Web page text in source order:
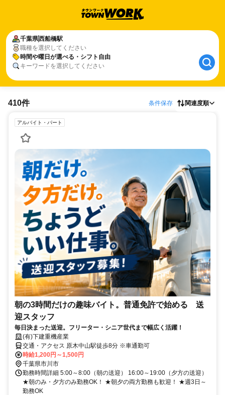
千葉県西船橋駅
職種を選択してください
時間や曜日が選べる・シフト自由
キーワードを選択してください
410件 条件保存 関連度順
アルバイト・パート
朝の3時間だけの趣味バイト。普通免許で始める 送
迎スタッフ
毎日決まった送迎。フリーター・シニア世代まで幅広く活躍！
(有)下建重機産業
交通・アクセス 原木中山駅徒歩8分 ※車通勤可
時給1,200円～1,500円
千葉県市川市
勤務時間詳細 5:00～8:00（朝の送迎） 16:00～19:00（夕方の送迎）
★朝のみ・夕方のみ勤務OK！ ★朝夕の両方勤務も歓迎！ ★週3日～
勤務OK